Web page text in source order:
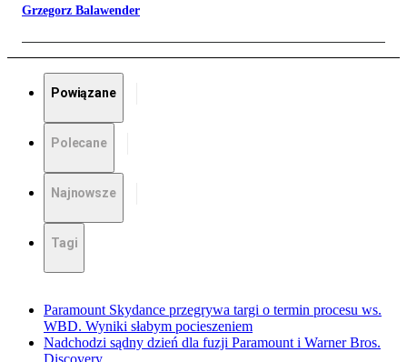
Grzegorz Balawender
Powiązane
Polecane
Najnowsze
Tagi
Paramount Skydance przegrywa targi o termin procesu ws.
WBD. Wyniki słabym pocieszeniem
Nadchodzi sądny dzień dla fuzji Paramount i Warner Bros.
Discovery